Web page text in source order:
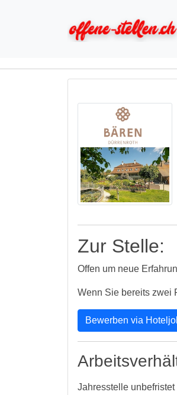
Zur Stelle:
Offen um neue
Wenn Sie bereits zwei
Bewerben via
Jahresstelle